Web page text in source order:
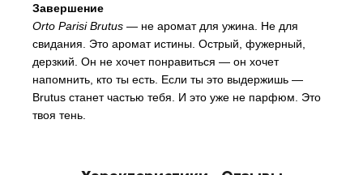
Завершение
Orto Parisi Brutus — не аромат для ужина. Не для
свидания. Это аромат истины. Острый, фужерный,
дерзкий. Он не хочет понравиться — он хочет
напомнить, кто ты есть. Если ты это выдержишь —
Brutus станет частью тебя. И это уже не парфюм. Это
твоя тень.